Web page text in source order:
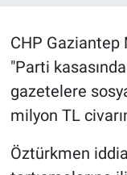
CHP
"Parti
gazetelere
milyon TL
Öztürkmen